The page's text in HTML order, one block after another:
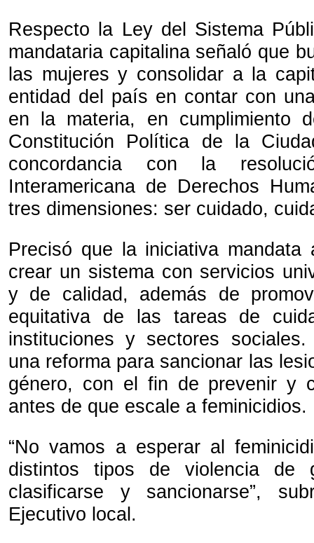
Respecto la Ley del Sistema
mandataria capitalina señaló que
las mujeres y consolidar a la
entidad del país en contar con
en la materia, en cumplimiento
Constitución Política de la
concordancia con la
Interamericana de Derechos
tres dimensiones: ser cuidado,
Precisó que la iniciativa mandata
crear un sistema con servicios
y de calidad, además de
equitativa de las tareas de
instituciones y sectores sociales.
una reforma para sancionar las
género, con el fin de prevenir y
antes de que escale a feminicidios.
“No vamos a esperar al
distintos tipos de violencia de
clasificarse y sancionarse”,
Ejecutivo local.